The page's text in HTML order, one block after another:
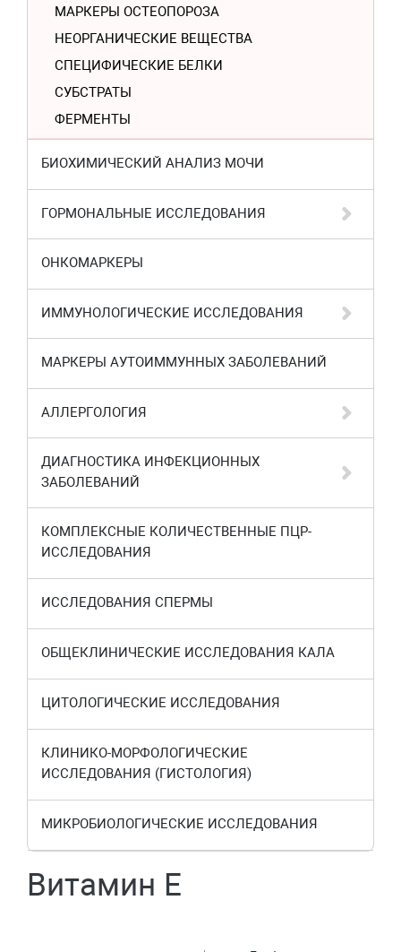
МАРКЕРЫ ОСТЕОПОРОЗА
НЕОРГАНИЧЕСКИЕ ВЕЩЕСТВА
СПЕЦИФИЧЕСКИЕ БЕЛКИ
СУБСТРАТЫ
ФЕРМЕНТЫ
БИОХИМИЧЕСКИЙ АНАЛИЗ МОЧИ
ГОРМОНАЛЬНЫЕ ИССЛЕДОВАНИЯ
ОНКОМАРКЕРЫ
ИММУНОЛОГИЧЕСКИЕ ИССЛЕДОВАНИЯ
МАРКЕРЫ АУТОИММУННЫХ ЗАБОЛЕВАНИЙ
АЛЛЕРГОЛОГИЯ
ДИАГНОСТИКА ИНФЕКЦИОННЫХ
ЗАБОЛЕВАНИЙ
КОМПЛЕКСНЫЕ КОЛИЧЕСТВЕННЫЕ ПЦР-
ИССЛЕДОВАНИЯ
ИССЛЕДОВАНИЯ СПЕРМЫ
ОБЩЕКЛИНИЧЕСКИЕ ИССЛЕДОВАНИЯ КАЛА
ЦИТОЛОГИЧЕСКИЕ ИССЛЕДОВАНИЯ
КЛИНИКО-МОРФОЛОГИЧЕСКИЕ
ИССЛЕДОВАНИЯ (ГИСТОЛОГИЯ)
МИКРОБИОЛОГИЧЕСКИЕ ИССЛЕДОВАНИЯ
Витамин Е